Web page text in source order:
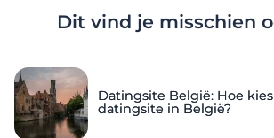
Dit vind je misschien
Datingsite België: Hoe
datingsite in België?